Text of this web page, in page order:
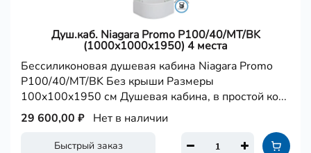
Душ.каб. Niagara Promo P100/40/MT/BK
(1000x1000x1950) 4 места
Бессиликоновая душевая кабина Niagara Promo
P100/40/MT/BK Без крыши Размеры
100x100x1950 см Душевая кабина, в простой ко...
Быстрый заказ
29 600,00 ₽ Нет в наличии